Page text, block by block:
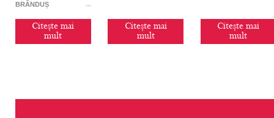
BRÂNDUȘ
Citește mai
mult
Citește mai
mult
Citește mai
mult